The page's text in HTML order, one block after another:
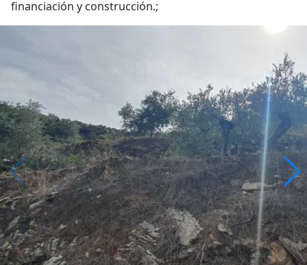
financiación y construcción.;